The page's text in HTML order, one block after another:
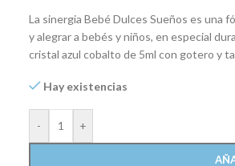
La sinergia Bebé Dulces Sueños es una
y alegrar a bebés y niños, en especial
cristal azul cobalto de 5ml con gotero y
Hay existencias
- +